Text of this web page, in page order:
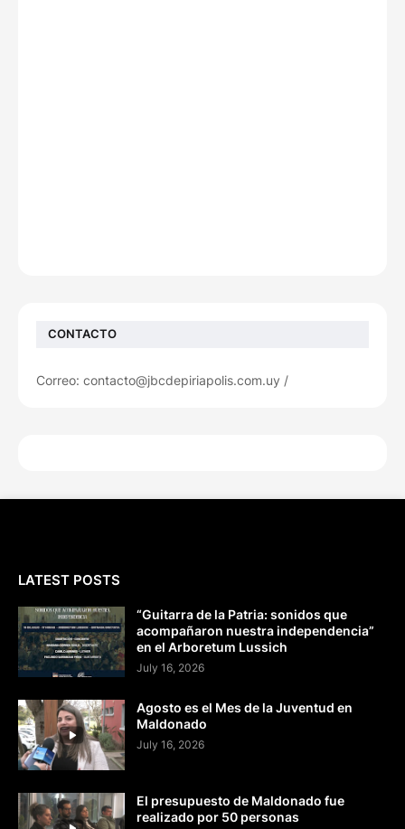
CONTACTO
Correo: contacto@jbcdepiriapolis.com.uy /
LATEST POSTS
“Guitarra de la Patria: sonidos que
acompañaron nuestra independencia”
en el Arboretum Lussich
July 16, 2026
Agosto es el Mes de la Juventud en
Maldonado
July 16, 2026
El presupuesto de Maldonado fue
realizado por 50 personas